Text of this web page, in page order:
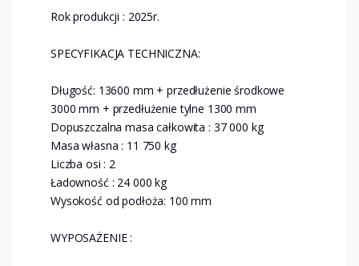
Rok produkcji : 2025r.
SPECYFIKACJA TECHNICZNA:
Długość: 13600 mm + przedłużenie środkowe
3000 mm + przedłużenie tylne 1300 mm
Dopuszczalna masa całkowita : 37 000 kg
Masa własna : 11 750 kg
Liczba osi : 2
Ładowność : 24 000 kg
Wysokość od podłoża: 100 mm
WYPOSAŻENIE :